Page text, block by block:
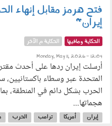
فتح هرمز مقابل إنهاء
إيران"
الحكاية ومافيها الحكاية م الآخر
Monday, May 11, 2026 - 12:04
أرسلت إيران ردها على أحدث
المتحدة عبر وسطاء
الحرب بشكل دائم في المنطقة،
هجماتها...
إيران أمريكا ترامب الحرب